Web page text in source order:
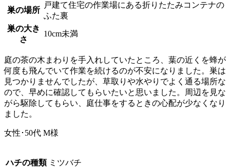
巣の場所
戸建て住宅の作業場にある折りたたみコンテナの
ふた裏
巣の大き
さ
10cm未満
庭の茶の木まわりを手入れしていたところ、葉の近くを蜂が
何度も飛んでいて作業を続けるのが不安になりました。巣は
見つかりませんでしたが、草取りや水やりでよく通る場所な
ので、早めに確認してもらいたいと思いました。周辺を見な
がら駆除してもらい、庭仕事をするときの心配が少なくなり
ました。
女性･50代 M様
ハチの種類 ミツバチ